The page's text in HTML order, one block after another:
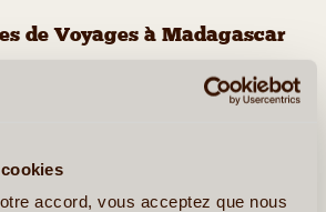
accord, vous acceptez que nous
de Voyages à Madagascar